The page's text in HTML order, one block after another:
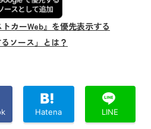
カーWeb』を優先表示する
るソース」とは？
Hatena LINE